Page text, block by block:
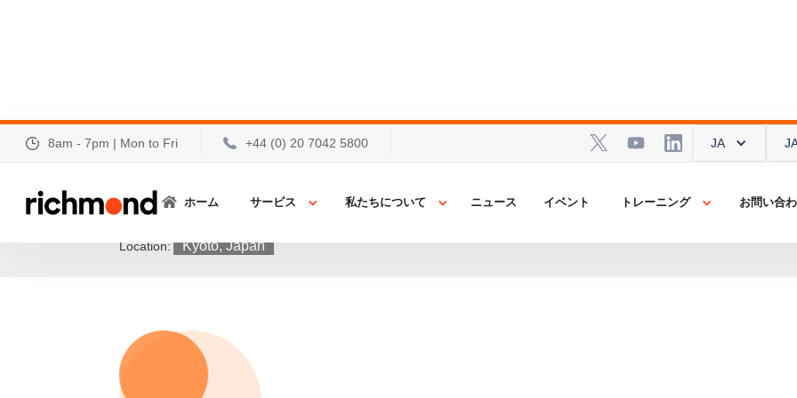
8am - 7pm | Mon to Fri +44 (0) 20 7042 5800 JA
ホーム サービス 私たちについて ニュース イベント トレーニング お問い合
ISH 2022
Location: Kyoto, Japan